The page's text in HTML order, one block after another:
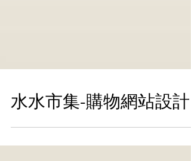
水水市集-購物網站設計